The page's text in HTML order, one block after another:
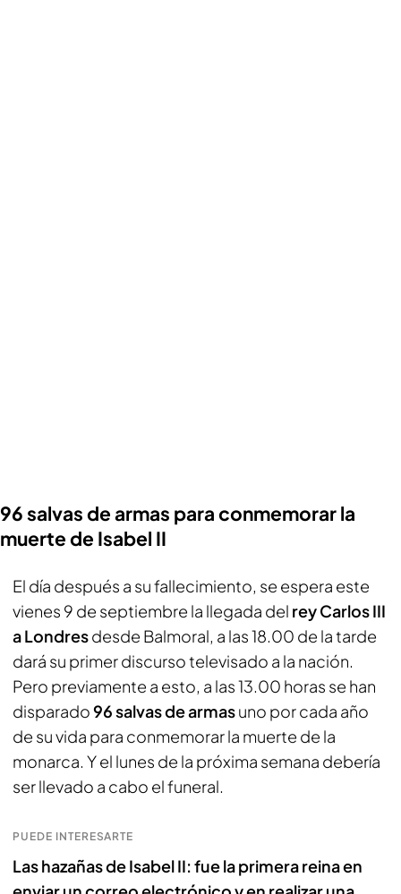
96 salvas de armas para conmemorar la
muerte de Isabel II
El día después a su fallecimiento, se espera este
vienes 9 de septiembre la llegada del rey Carlos III
a Londresdesde Balmoral, a las 18.00 de la tarde
dará su primer discurso televisado a la nación.
Pero previamente a esto, a las 13.00 horas se han
disparado96 salvas de armasuno por cada año
de su vida para conmemorar la muerte de la
monarca. Y el lunes de la próxima semana debería
ser llevado a cabo el funeral.
PUEDE INTERESARTE
Las hazañas de Isabel II: fue la primera reina en